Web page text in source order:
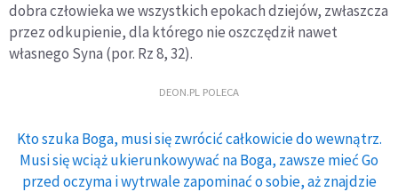
dobra człowieka we wszystkich epokach dziejów, zwłaszcza
przez odkupienie, dla którego nie oszczędził nawet
własnego Syna (por. Rz 8, 32).
DEON.PL POLECA
Kto szuka Boga, musi się zwrócić całkowicie do wewnątrz.
Musi się wciąż ukierunkowywać na Boga, zawsze mieć Go
przed oczyma i wytrwale zapominać o sobie, aż znajdzie